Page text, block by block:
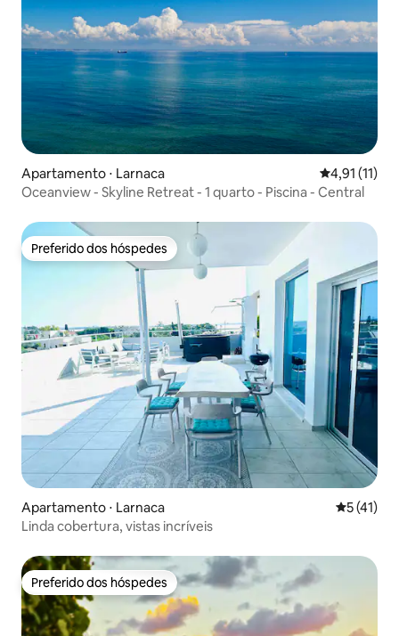
Apartamento ⋅ Larnaca 4,91 de uma
4,91 (11)
Oceanview - Skyline Retreat - 1 quarto - Piscina - Central
Preferido dos hóspedes
Preferido dos hóspedes
Apartamento ⋅ Larnaca 5 de uma
5 (41)
Linda cobertura, vistas incríveis
Preferido dos hóspedes
Preferido dos hóspedes